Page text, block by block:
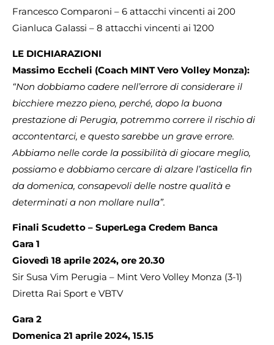
Francesco Comparoni – 6 attacchi vincenti ai 200
Gianluca Galassi – 8 attacchi vincenti ai 1200
LE DICHIARAZIONI
Massimo Eccheli (Coach MINT Vero Volley Monza):
“Non dobbiamo cadere nell’errore di considerare il
bicchiere mezzo pieno, perché, dopo la buona
prestazione di Perugia, potremmo correre il rischio di
accontentarci, e questo sarebbe un grave errore.
Abbiamo nelle corde la possibilità di giocare meglio,
possiamo e dobbiamo cercare di alzare l’asticella fin
da domenica, consapevoli delle nostre qualità e
determinati a non mollare nulla”.
Finali Scudetto – SuperLega Credem Banca
Gara 1
Giovedì 18 aprile 2024, ore 20.30
Sir Susa Vim Perugia – Mint Vero Volley Monza (3-1)
Diretta Rai Sport e VBTV
Gara 2
Domenica 21 aprile 2024, 15.15